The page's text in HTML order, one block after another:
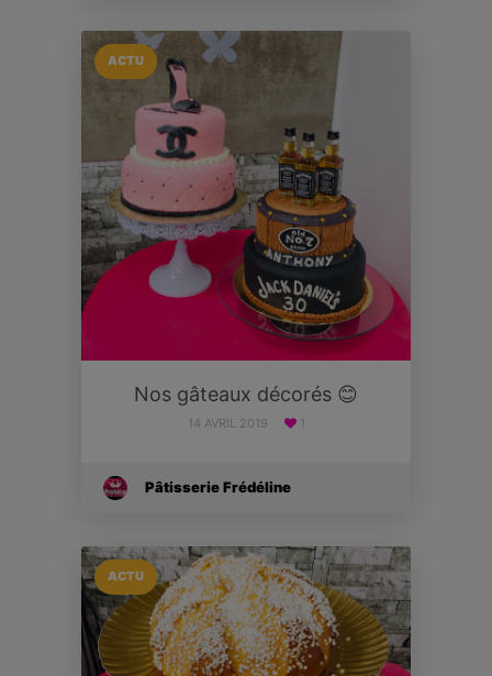
ACTU
Nos gâteaux décorés 😊
14 AVRIL 2019 1
Pâtisserie Frédéline
ACTU